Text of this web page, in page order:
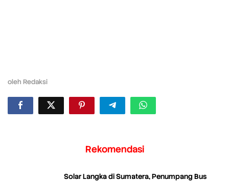
oleh Redaksi
Rekomendasi
Solar Langka di Sumatera, Penumpang Bus